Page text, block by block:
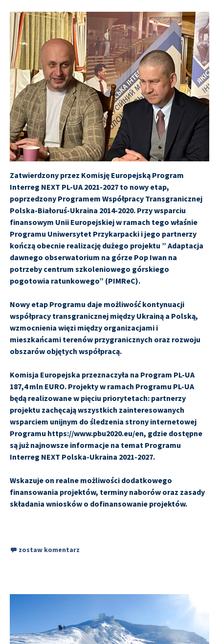
Zatwierdzony przez Komisję Europejską Program
Interreg NEXT PL-UA 2021-2027 to nowy etap,
poprzedzony Programem Współpracy Transgranicznej
Polska-Białoruś-Ukraina 2014-2020. Przy wsparciu
finansowym Unii Europejskiej w ramach tego właśnie
Programu Uniwersytet Przykarpacki i jego partnerzy
kończą obecnie realizację dużego projektu ” Adaptacja
dawnego obserwatorium na górze Pop Iwan na
potrzeby centrum szkoleniowego górskiego
pogotowia ratunkowego” (PIMReC).
Nowy etap Programu daje możliwość kontynuacji
współpracy transgranicznej między Ukrainą a Polską,
wzmocnienia więzi między organizacjami i
mieszkańcami terenów przygranicznych oraz rozwoju
obszarów objętych współpracą.
Komisja Europejska przeznaczyła na Program PL-UA
187,4 mln EURO. Projekty w ramach Programu PL-UA
będą realizowane w pięciu priorytetach: partnerzy
projektu zachęcają wszystkich zainteresowanych
wsparciem unijnym do śledzenia strony internetowej
Programu https://www.pbu2020.eu/en, gdzie dostępne
są już najnowsze informacje na temat Programu
Interreg NEXT Polska-Ukraina 2021-2027.
Wskazuje on realne możliwości dodatkowego
finansowania projektów, terminy naborów oraz zasady
składania wniosków o dofinansowanie projektów.
zostaw komentarz